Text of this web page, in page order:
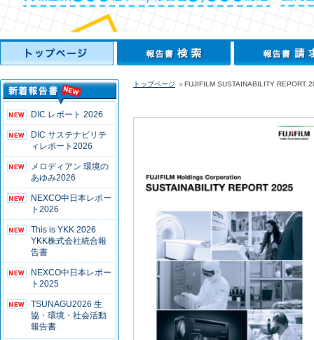
DIC レポート 2026
DIC サステナビリテ
ィレポート2026
メロディアン 環境の
あゆみ2026
NEXCO中日本レポー
ト2026
This is YKK 2026
YKK株式会社統合報
告書
NEXCO中日本レポー
ト2025
TSUNAGU2026 生
協・環境・社会活動
報告書
トップページ ＞FUJIFILM SUSTAINABILITY REPORT